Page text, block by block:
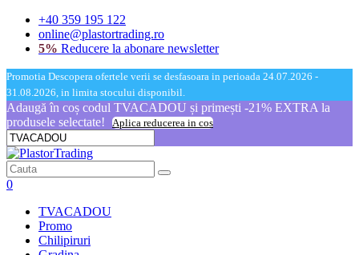
+40 359 195 122
online@plastortrading.ro
5% Reducere la abonare newsletter
Promotia Descopera ofertele verii se desfasoara in perioada 24.07.2026 -
31.08.2026, in limita stocului disponibil.
Adaugă în coș codul TVACADOU și primești -21% EXTRA la
produsele selectate!
Aplica reducerea in cos
0
TVACADOU
Promo
Chilipiruri